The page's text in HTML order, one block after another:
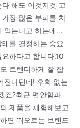
해도 이것저것 고
장 많은 부피를 차
먹는다고 하는데…
를 결정하는 중요
하다고 합니다.10
트렌디하게 잘 잡
진다던데! 후회 없는
죠?최근 편안함과
제품을 체험해보고
면 떠오르는 브랜드